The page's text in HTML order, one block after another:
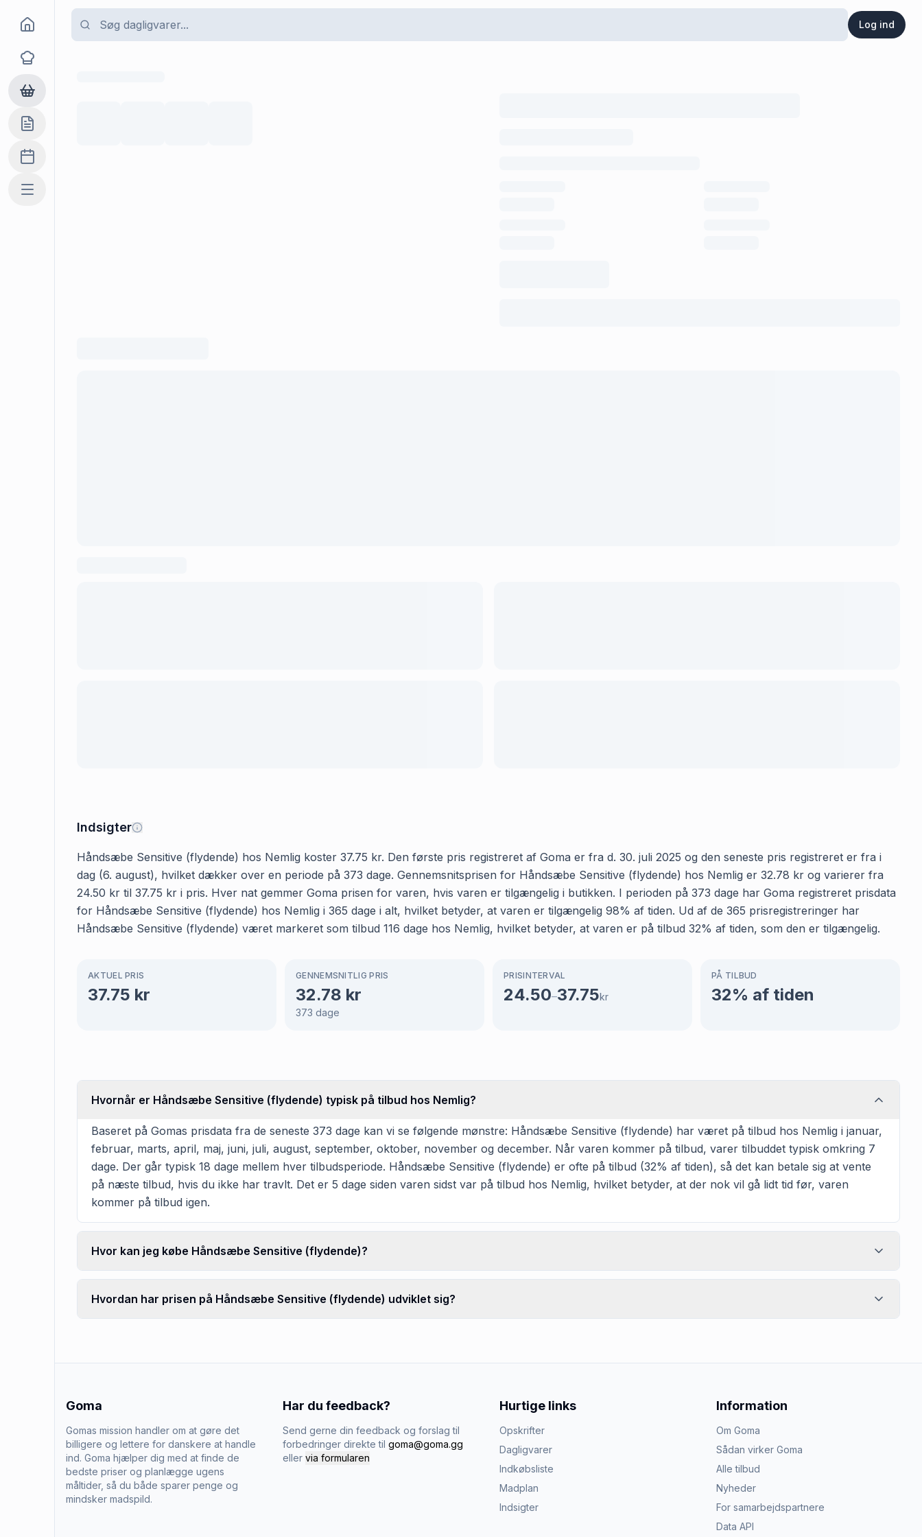
Log ind
Goma
Opskrifter
Dagligvarer
Indkøbslisten
Madplan
Mere
Indsigter
Håndsæbe Sensitive (flydende) hos Nemlig koster 37.75 kr. Den første pris registreret af Goma er fra d. 30. juli 2025 og den seneste pris registreret er fra i
dag (6. august), hvilket dækker over en periode på 373 dage. Gennemsnitsprisen for Håndsæbe Sensitive (flydende) hos Nemlig er 32.78 kr og varierer fra
24.50 kr til 37.75 kr i pris. Hver nat gemmer Goma prisen for varen, hvis varen er tilgængelig i butikken. I perioden på 373 dage har Goma registreret prisdata
for Håndsæbe Sensitive (flydende) hos Nemlig i 365 dage i alt, hvilket betyder, at varen er tilgængelig 98% af tiden. Ud af de 365 prisregistreringer har
Håndsæbe Sensitive (flydende) været markeret som tilbud 116 dage hos Nemlig, hvilket betyder, at varen er på tilbud 32% af tiden, som den er tilgængelig.
AKTUEL PRIS
37.75 kr
GENNEMSNITLIG PRIS
32.78 kr
373 dage
PRISINTERVAL
24.50–37.75kr
PÅ TILBUD
32% af tiden
Hvornår er Håndsæbe Sensitive (flydende) typisk på tilbud hos Nemlig?
Baseret på Gomas prisdata fra de seneste 373 dage kan vi se følgende mønstre: Håndsæbe Sensitive (flydende) har været på tilbud hos Nemlig i januar,
februar, marts, april, maj, juni, juli, august, september, oktober, november og december. Når varen kommer på tilbud, varer tilbuddet typisk omkring 7
dage. Der går typisk 18 dage mellem hver tilbudsperiode. Håndsæbe Sensitive (flydende) er ofte på tilbud (32% af tiden), så det kan betale sig at vente
på næste tilbud, hvis du ikke har travlt. Det er 5 dage siden varen sidst var på tilbud hos Nemlig, hvilket betyder, at der nok vil gå lidt tid før, varen
kommer på tilbud igen.
Hvor kan jeg købe Håndsæbe Sensitive (flydende)?
Hvordan har prisen på Håndsæbe Sensitive (flydende) udviklet sig?
Goma
Gomas mission handler om at gøre det
billigere og lettere for danskere at handle
ind. Goma hjælper dig med at finde de
bedste priser og planlægge ugens
måltider, så du både sparer penge og
mindsker madspild.
Har du feedback?
Send gerne din feedback og forslag til
forbedringer direkte til goma@goma.gg
eller via formularen
Hurtige links
Opskrifter
Dagligvarer
Indkøbsliste
Madplan
Indsigter
Information
Om Goma
Sådan virker Goma
Alle tilbud
Nyheder
For samarbejdspartnere
Data API